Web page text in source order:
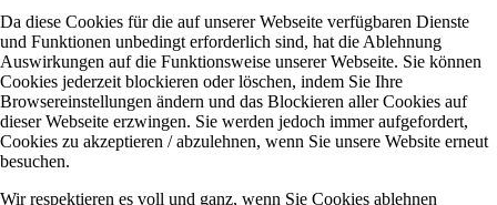
Da diese Cookies für die auf unserer Webseite verfügbaren Dienste
und Funktionen unbedingt erforderlich sind, hat die Ablehnung
Auswirkungen auf die Funktionsweise unserer Webseite. Sie können
Cookies jederzeit blockieren oder löschen, indem Sie Ihre
Browsereinstellungen ändern und das Blockieren aller Cookies auf
dieser Webseite erzwingen. Sie werden jedoch immer aufgefordert,
Cookies zu akzeptieren / abzulehnen, wenn Sie unsere Website erneut
besuchen.
Wir respektieren es voll und ganz, wenn Sie Cookies ablehnen